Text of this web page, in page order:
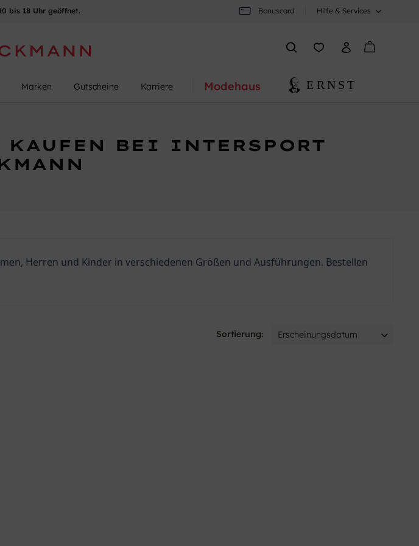
bis 18 Uhr geöffnet. Bonuscard Hilfe & Services
Marken Gutscheine Karriere Modehaus
KAUFEN BEI INTERSPORT
Herren und Kinder in verschiedenen Größen und Ausführungen. Bestellen
Sortierung: